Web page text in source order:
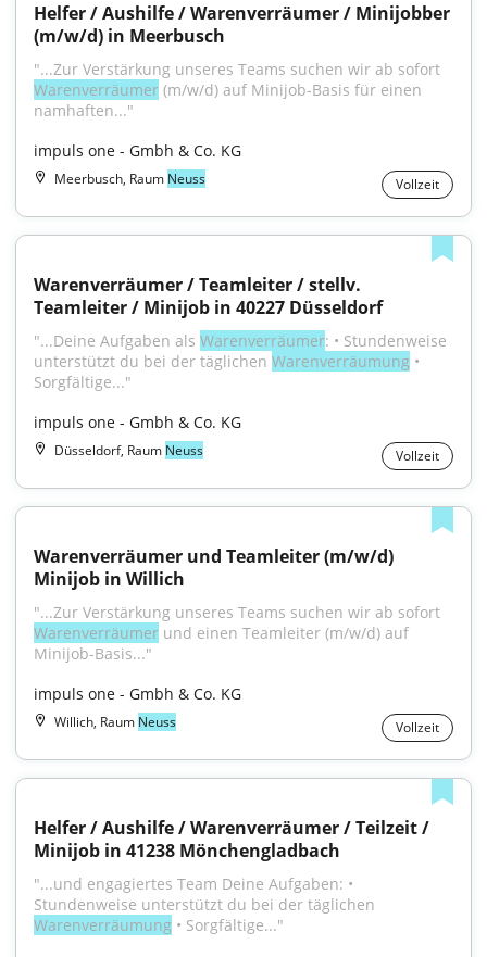
Helfer / Aushilfe / Warenverräumer / Minijobber
(m/w/d) in Meerbusch
Warenverräumer (m/w/d) auf Minijob-Basis für einen
namhaften..."
impuls one - Gmbh & Co. KG
Meerbusch, Raum Neuss Vollzeit
Warenverräumer / Teamleiter / stellv.
Teamleiter / Minijob in 40227 Düsseldorf
"...Deine Aufgaben als Warenverräumer: • Stundenweise
unterstützt du bei der täglichen Warenverräumung •
Sorgfältige..."
impuls one - Gmbh & Co. KG
Düsseldorf, Raum Neuss Vollzeit
Warenverräumer und Teamleiter (m/w/d)
Minijob in Willich
Warenverräumer und einen Teamleiter (m/w/d) auf
Minijob-Basis..."
impuls one - Gmbh & Co. KG
Willich, Raum Neuss Vollzeit
Helfer / Aushilfe / Warenverräumer / Teilzeit /
Minijob in 41238 Mönchengladbach
"...und engagiertes Team Deine Aufgaben: •
Warenverräumung • Sorgfältige..."